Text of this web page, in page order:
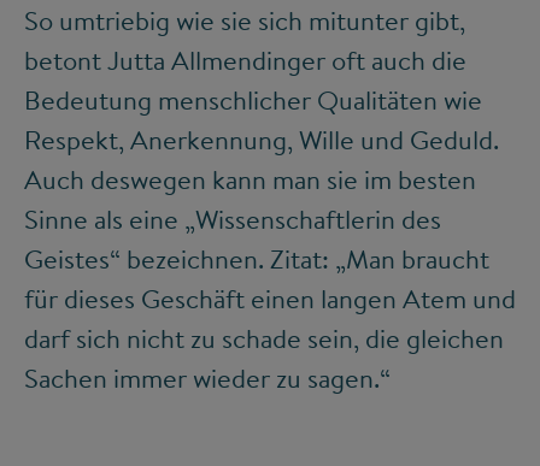
So umtriebig wie sie sich mitunter gibt,
betont Jutta Allmendinger oft auch die
Bedeutung menschlicher Qualitäten wie
Respekt, Anerkennung, Wille und Geduld.
Auch deswegen kann man sie im besten
Sinne als eine „Wissenschaftlerin des
Geistes“ bezeichnen. Zitat: „Man braucht
für dieses Geschäft einen langen Atem und
darf sich nicht zu schade sein, die gleichen
Sachen immer wieder zu sagen.“